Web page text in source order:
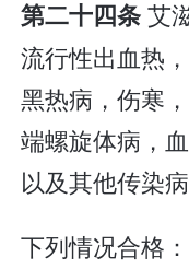
第二十四条艾
流行性出血热
黑热病，伤寒
端螺旋体病，
以及其他传染病
下列情况合格：